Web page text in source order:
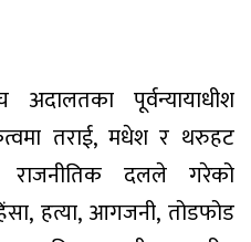
पूर्वन्यायाधीश
तराई, मधेश र थरुहट
राजनीतिक दलले गरेको
हत्या, आगजनी, तोडफोड